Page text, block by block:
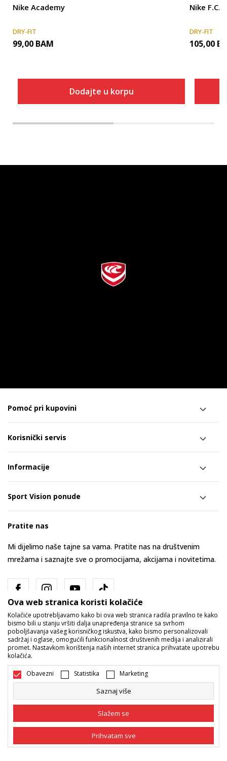
Nike Academy
DRY-FIT
99,00 BAM
Dodajte u korpu
Nike F.C.
DRY-FIT
105,00
Pomoć pri kupovini
Korisnički servis
Informacije
Sport Vision ponude
Pratite nas
Mi dijelimo naše tajne sa vama. Pratite nas na društvenim
mrežama i saznajte sve o promocijama, akcijama i novitetima.
Bosna i Hercegovina Promijenite
Nastojimo da budemo što precizniji u opisu proizvoda, prikazu slika i
samih cijena, ali ne možemo garantovati da su sve informacije kompletne
i bez grešaka. Svi artikli prikazani na sajtu su dio naše ponude i ne
Ova web stranica koristi kolačiće
Kolačiće upotrebljavamo kako bi ova web stranica radila pravilno te kako
bismo bili u stanju vršiti dalja unapređenja stranice sa svrhom
poboljšavanja vašeg korisničkog iskustva, kako bismo personalizovali
sadržaj i oglase, omogućili funkcionalnost društvenih medija i analizirali
promet. Nastavkom korištenja naših internet stranica prihvatate upotrebu
kolačića.
Obavezni Statistika Marketing
Saznaj više
Slažem se
Prihvatam sve